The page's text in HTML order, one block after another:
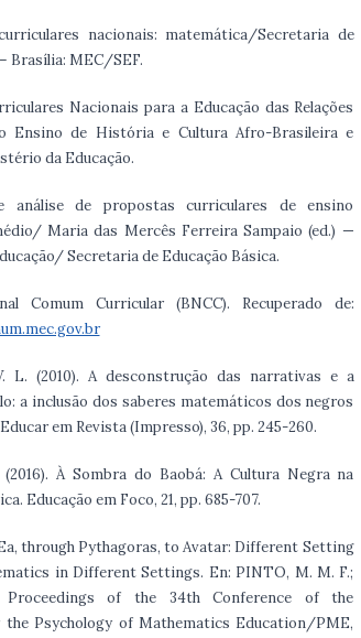
nacionais: matemática/Secretaria de
Brasília: MEC/SEF.
Nacionais para a Educação das Relações
Ensino de História e Cultura Afro-Brasileira e
da Educação.
análise de propostas curriculares de ensino
Maria das Mercês Ferreira Sampaio (ed.) —
Secretaria de Educação Básica.
Comum Curricular (BNCC). Recuperado de:
L. (2010). A desconstrução das narrativas e a
a inclusão dos saberes matemáticos dos negros
em Revista (Impresso), 36, pp. 245-260.
À Sombra do Baobá: A Cultura Negra na
Educação em Foco, 21, pp. 685-707.
Ea, through Pythagoras, to Avatar: Different Setting
in Different Settings. En: PINTO, M. M. F.;
Proceedings of the 34th Conference of the
Psychology of Mathematics Education/PME,